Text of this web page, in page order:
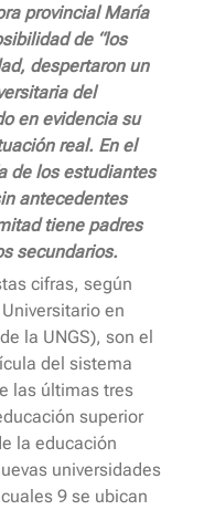
provincial María
de “los
despertaron un
del
en evidencia su
real. En el
de los estudiantes
antecedentes
tiene padres
secundarios.
cifras, según
en
la UNGS), son el
del sistema
las últimas tres
superior
la educación
universidades
9 se ubican